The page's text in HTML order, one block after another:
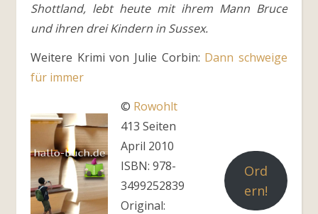
Shottland, lebt heute mit ihrem Mann Bruce
und ihren drei Kindern in Sussex.
Weitere Krimi von Julie Corbin: Dann schweige
für immer
© Rowohlt
413 Seiten
April 2010
ISBN: 978-
3499252839
Original:
Ord
ern!